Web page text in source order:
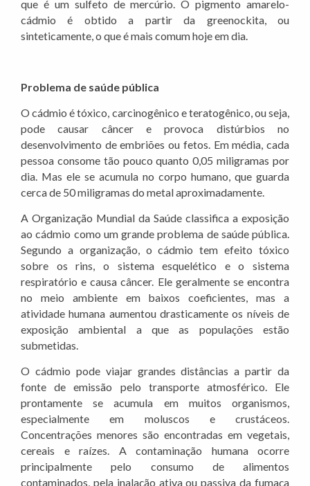
que é um sulfeto de mercúrio. O pigmento amarelo-
cádmio é obtido a partir da greenockita, ou
sinteticamente, o que é mais comum hoje em dia.
Problema de saúde pública
O cádmio é tóxico, carcinogênico e teratogênico, ou seja,
pode causar câncer e provoca distúrbios no
desenvolvimento de embriões ou fetos. Em média, cada
pessoa consome tão pouco quanto 0,05 miligramas por
dia. Mas ele se acumula no corpo humano, que guarda
cerca de 50 miligramas do metal aproximadamente.
A Organização Mundial da Saúde classifica a exposição
ao cádmio como um grande problema de saúde pública.
Segundo a organização, o cádmio tem efeito tóxico
sobre os rins, o sistema esquelético e o sistema
respiratório e causa câncer. Ele geralmente se encontra
no meio ambiente em baixos coeficientes, mas a
atividade humana aumentou drasticamente os níveis de
exposição ambiental a que as populações estão
submetidas.
O cádmio pode viajar grandes distâncias a partir da
fonte de emissão pelo transporte atmosférico. Ele
prontamente se acumula em muitos organismos,
especialmente em moluscos e crustáceos.
Concentrações menores são encontradas em vegetais,
cereais e raízes. A contaminação humana ocorre
principalmente pelo consumo de alimentos
contaminados, pela inalação ativa ou passiva da fumaça